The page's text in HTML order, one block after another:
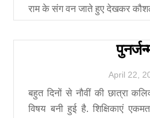
राम के संग वन जाते हुए देखकर
April 22
बहुत दिनों से नौवीं की छात्रा
विषय बनी हुई है. शिक्षिकाएं